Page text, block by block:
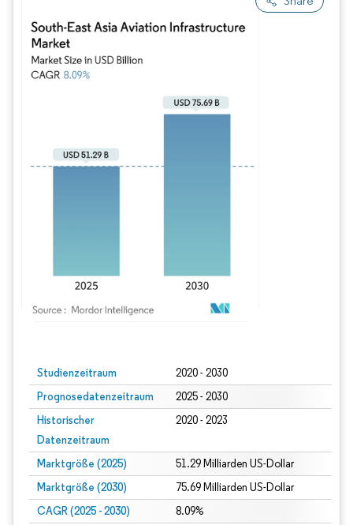
Studienzeitraum 2020 - 2030
Prognosedatenzeitraum 2025 - 2030
Historischer
Datenzeitraum
2020 - 2023
Marktgröße (2025) 51.29 Milliarden US-Dollar
Marktgröße (2030) 75.69 Milliarden US-Dollar
CAGR (2025 - 2030) 8.09%